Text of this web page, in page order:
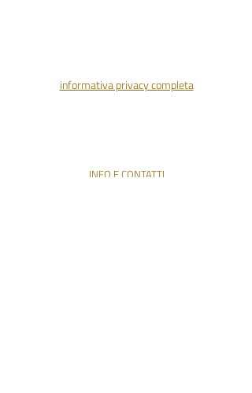
informativa privacy completa
INFO E CONTATTI